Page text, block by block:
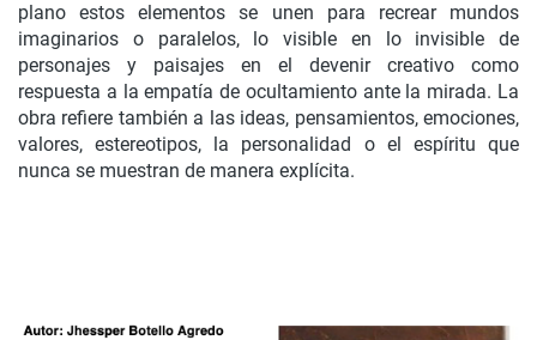
plano estos elementos se unen para recrear mundos
imaginarios o paralelos, lo visible en lo invisible de
personajes y paisajes en el devenir creativo como
respuesta a la empatía de ocultamiento ante la mirada. La
obra refiere también a las ideas, pensamientos, emociones,
valores, estereotipos, la personalidad o el espíritu que
nunca se muestran de manera explícita.